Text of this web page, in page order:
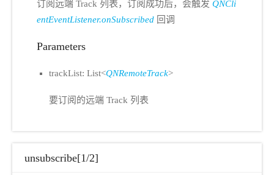
订阅远端 Track 列表，订阅成功后，会触发 QNCli
entEventListener.onSubscribed 回调
Parameters
trackList: List<QNRemoteTrack>
要订阅的远端 Track 列表
unsubscribe[1/2]